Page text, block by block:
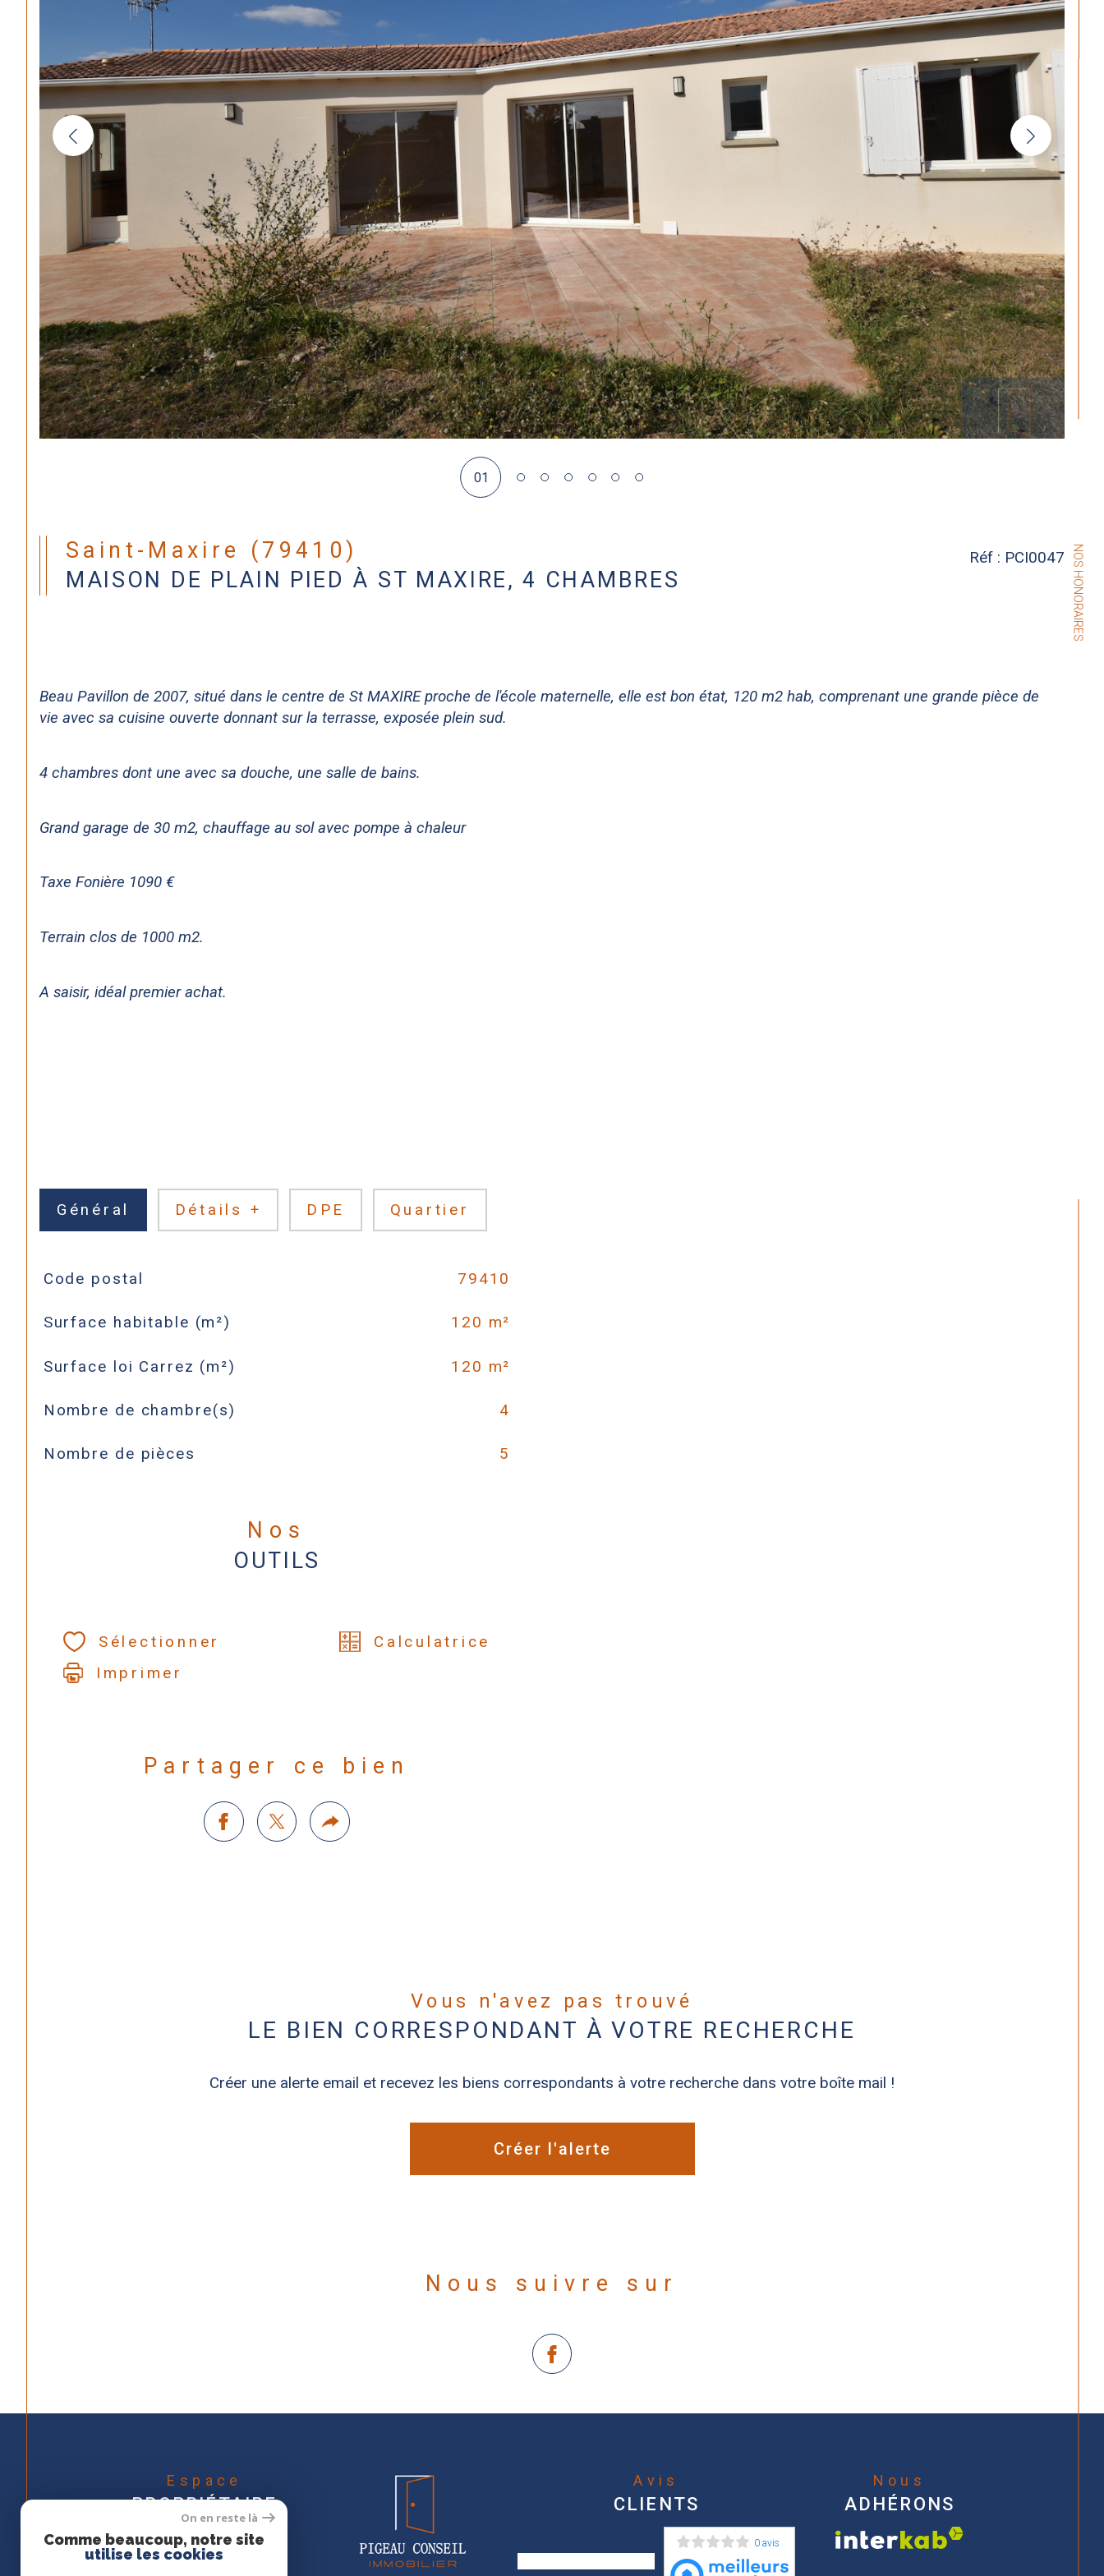
NOS HONORAIRES
01
Saint-Maxire (79410)
MAISON DE PLAIN PIED À ST MAXIRE, 4 CHAMBRES
Réf : PCI0047
Beau Pavillon de 2007, situé dans le centre de St MAXIRE proche de l'école maternelle, elle est bon état, 120 m2 hab, comprenant une grande pièce de
vie avec sa cuisine ouverte donnant sur la terrasse, exposée plein sud.
4 chambres dont une avec sa douche, une salle de bains.
Grand garage de 30 m2, chauffage au sol avec pompe à chaleur
Taxe Fonière 1090 €
Terrain clos de 1000 m2.
A saisir, idéal premier achat.
Général Détails + DPE Quartier
TRAD_SIROCCO_Caracteristique
Code postal 79410
Surface habitable (m²) 120 m²
Surface loi Carrez (m²) 120 m²
Nombre de chambre(s) 4
Nombre de pièces 5
Nos
OUTILS
Sélectionner
Calculatrice
Imprimer
Partager ce bien
Vous n'avez pas trouvé
LE BIEN CORRESPONDANT À VOTRE RECHERCHE
Créer une alerte email et recevez les biens correspondants à votre recherche dans votre boîte mail !
Créer l'alerte
Nous suivre sur
Espace
PROPRIÉTAIRE
Se connecter
Avis
CLIENTS
0 avis
Nous
ADHÉRONS
On en reste là
Comme beaucoup, notre site
utilise les cookies